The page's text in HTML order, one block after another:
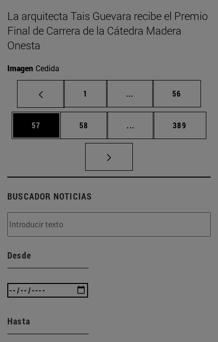
La arquitecta Tais Guevara recibe el Premio
Final de Carrera de la Cátedra Madera
Onesta
Imagen Cedida
Página
1 ... Páginas intermedias
Página
56
Página
57 Página
58 ... Páginas intermedias
Página
389
BUSCADOR NOTICIAS
Desde
Hasta